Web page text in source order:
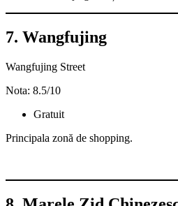
7. Wangfujing
Wangfujing Street
Nota: 8.5/10
Gratuit
Principala zonă de shopping.